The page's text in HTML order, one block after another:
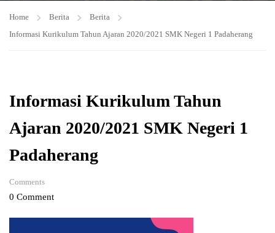
Home Berita
Berita
Informasi Kurikulum Tahun Ajaran 2020/2021 SMK Negeri 1 Padaherang
Informasi Kurikulum Tahun
Ajaran 2020/2021 SMK Negeri 1
Padaherang
Comments
0 Comment